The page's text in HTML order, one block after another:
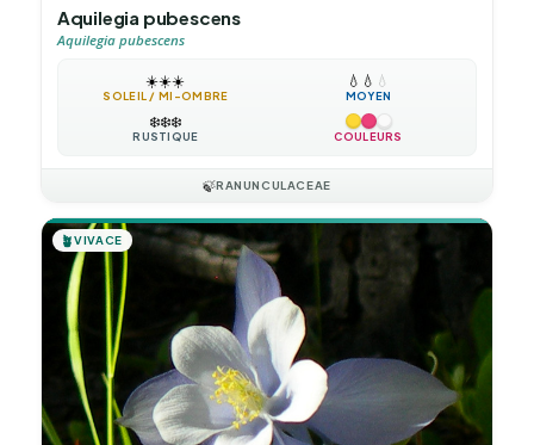
Aquilegia pubescens
Aquilegia pubescens
☀️☀️☀️
SOLEIL / MI-OMBRE
💧 💧 💧
MOYEN
❄️❄️❄️
RUSTIQUE COULEURS
🍃RANUNCULACEAE
🪴VIVACE